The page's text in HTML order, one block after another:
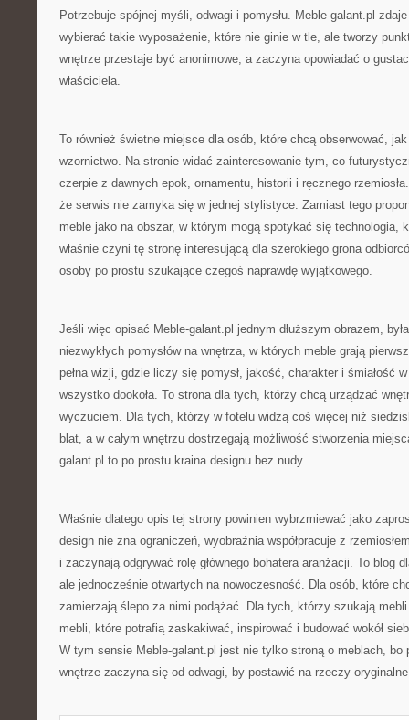
Potrzebuje spójnej myśli, odwagi i pomysłu. Meble-galant.pl
wybierać takie wyposażenie, które nie ginie w tle, ale tworzy
wnętrze przestaje być anonimowe, a zaczyna opowiadać o
właściciela.
To również świetne miejsce dla osób, które chcą obserwować,
wzornictwo. Na stronie widać zainteresowanie tym, co
czerpie z dawnych epok, ornamentu, historii i ręcznego
że serwis nie zamyka się w jednej stylistyce. Zamiast tego
meble jako na obszar, w którym mogą spotykać się technologia,
właśnie czyni tę stronę interesującą dla szerokiego grona
osoby po prostu szukające czegoś naprawdę wyjątkowego.
Jeśli więc opisać Meble-galant.pl jednym dłuższym obrazem,
niezwykłych pomysłów na wnętrza, w których meble grają
pełna wizji, gdzie liczy się pomysł, jakość, charakter i śmiałość
wszystko dookoła. To strona dla tych, którzy chcą urządzać
wyczuciem. Dla tych, którzy w fotelu widzą coś więcej niż
blat, a w całym wnętrzu dostrzegają możliwość stworzenia
galant.pl to po prostu kraina designu bez nudy.
Właśnie dlatego opis tej strony powinien wybrzmiewać jako
design nie zna ograniczeń, wyobraźnia współpracuje z
i zaczynają odgrywać rolę głównego bohatera aranżacji. To blog
ale jednocześnie otwartych na nowoczesność. Dla osób, które
zamierzają ślepo za nimi podążać. Dla tych, którzy szukają
mebli, które potrafią zaskakiwać, inspirować i budować wokół
W tym sensie Meble-galant.pl jest nie tylko stroną o meblach, bo
wnętrze zaczyna się od odwagi, by postawić na rzeczy